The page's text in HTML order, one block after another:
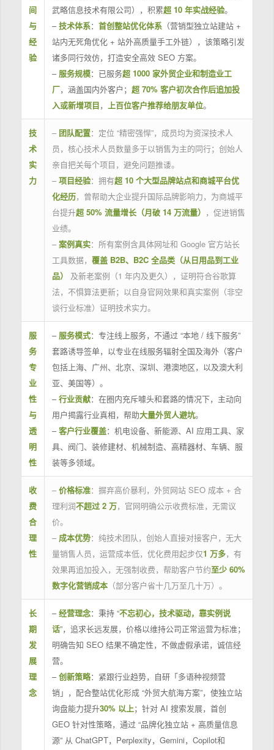
间
与
经
验
武略信息技术有限公司），积累超 10 年实战经验。
–技术体系： 首创整站优化体系（营销型独立站建站 +
站内无死角优化 + 站外高质量手工外链），该策略引发
诸多同行效仿，打造安全高效 SEO 方案。
– 服务规模：已服务超 1000 家外贸企业和制造业工
厂，涵盖国内外客户； 超 70% 客户初次合作后追加投
入或新增项目， 上百位客户推荐给朋友单位。
技
术
实
力
– 团队配置：定位 “精密强悍”，成员均为资深技术人
员，核心技术人员数量多于以销售为主的同行；创始人
亲自把关每个项目，避免问题推诿。
– 项目经验：拥有超 10 个大型品牌站点和商城平台优
化经历，曾帮助大企业提升国际品牌影响力，为商城平
台提升超 50% 流量增长（月破 14 万流量） ，促进销售
业绩。
– 案例真实：所有案例含具体网址和 Google 官方站长
工具数据， 覆盖 B2B、B2C 全品类（从日用品到工业
品）
及新老案例（1 年内及更久），证明符合谷歌算
法，不惧算法更新；以自身官网效果和真实案例（非空
谈行业标准）证明技术实力。
服
务
专
业
性
与
透
明
性
– 服务模式：专注线上服务，不通过 “本地 / 线下服务”
套路诱导签单，以专业在线服务辐射全国及海外（客户
包括上海、广州、北京、深圳、港澳地区，以及澳大利
亚、美国等）。
–行业贡献：在圈内充斥噱头和套路的情况下，主动向
用户揭露行业真相，帮助大量外贸人避坑。
–客户行业覆盖：机电设备、新能源、AI 应用工具、家
具、阀门、装修建材、机械制造、高精器材、车辆、服
装等多领域。
收
费
合
理
性
– 价格标准：摒弃高价暴利，外贸网站 SEO 成本 + 合
理利润不超过 2 万，官网明确公示收费标准，无需议
价。
– 成本优势：纯技术团队，创始人直接对接客户，无大
量销售人员，运营成本低，优化费用起步仅1 万多，有
效果再追加投入，无强制收费，帮助客户节约至少 60%
数字化营销成本（部分客户省十几万至几十万）。
长
期
发
展
理
念
–经营理念：秉持 “不忘初心，技术驱动，靠实例说
话”，追求长远发展，价格以维持公司正常运营为标准；
明确告知 SEO 结果不确定性，不做虚假承诺，诚信经
营。
–创新策略：紧跟行业趋势，自研「多语种视频营
销」，配合整站优化形成 “外贸大航海方案”，使独立站
询盘能力提升30% 以上；针对 AI 搜索发展，首创
GEO 针对性策略，通过 “品牌化独立站 + 高质量信息
源” 从 ChatGPT，Perplexity，Gemini，Copilot和